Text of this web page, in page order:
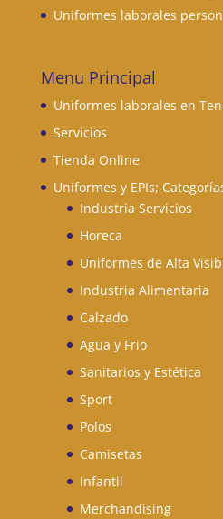
Uniformes laborales
Menu Principal
Uniformes laborales en
Servicios
Tienda Online
Uniformes y EPIs;
Industria Servicios
Horeca
Uniformes de Alta
Industria Alimentaria
Calzado
Agua y Frio
Sanitarios y Estética
Sport
Polos
Camisetas
Infantil
Merchandising